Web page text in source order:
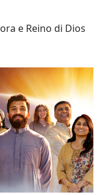
e Reino di Dios